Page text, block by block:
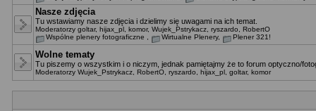
Nasze zdjęcia
Tu wstawiamy nasze zdjęcia i dzielimy się uwagami na ich temat.
Moderatorzy goltar, hijax_pl komor, Wujek_Pstrykacz ryszardo
RobertO
Wspólne plenery fotograficzne
Wirtualne Plenery, Plener 321!
Wolne tematy
Tu piszemy o wszystkim i o niczym, jednak pamiętajmy że to forum optyczno/
Moderatorzy Wujek_Pstrykacz RobertO ryszardo hijax_pl goltar, komor